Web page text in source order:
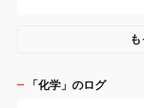
「化学 」のログ